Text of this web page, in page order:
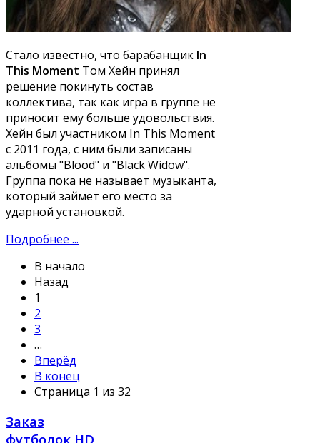
Стало известно, что барабанщик In
This Moment Том Хейн принял
решение покинуть состав
коллектива, так как игра в группе не
приносит ему больше удовольствия.
Хейн был участником In This Moment
с 2011 года, с ним были записаны
альбомы "Blood" и "Black Widow".
Группа пока не называет музыканта,
который займет его место за
ударной установкой.
Подробнее ...
В начало
Назад
1
2
3
…
Вперёд
В конец
Страница 1 из 32
Заказ
футболок HD